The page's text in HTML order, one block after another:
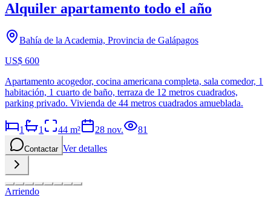
Alquiler apartamento todo el año
Bahía de la Academia, Provincia de Galápagos
US$ 600
Apartamento acogedor, cocina americana completa, sala comedor, 1
habitación, 1 cuarto de baño, terraza de 12 metros cuadrados,
parking privado. Vivienda de 44 metros cuadrados amueblada.
1 1 44 m² 28 nov. 81
Contactar Ver detalles
Arriendo